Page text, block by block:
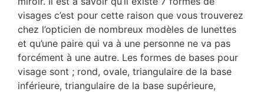
visages c’est pour cette raison que vous trouverez
chez l’opticien de nombreux modèles de lunettes
et qu’une paire qui va à une personne ne va pas
forcément à une autre. Les formes de bases pour
visage sont ; rond, ovale, triangulaire de la base
inférieure, triangulaire de la base supérieure,